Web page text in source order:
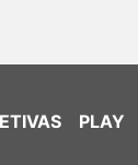
PLAY